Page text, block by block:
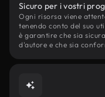
Sicuro per i vostri
Ogni risorsa viene
tenendo conto del suo
è garantire che sia
d'autore e che sia